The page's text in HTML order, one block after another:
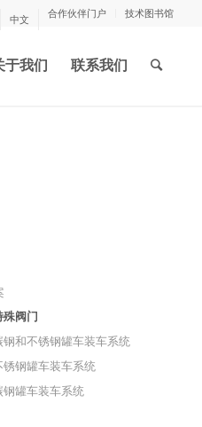
中文 合作伙伴门户 技术图书馆
于我们 联系我们
殊阀门
和不锈钢罐车装车系统
钢罐车装车系统
罐车装车系统